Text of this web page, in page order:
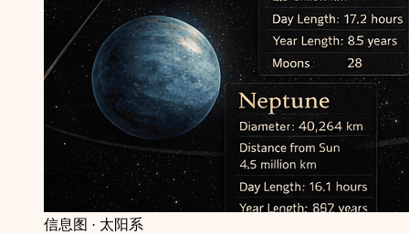
信息图 · 太阳系